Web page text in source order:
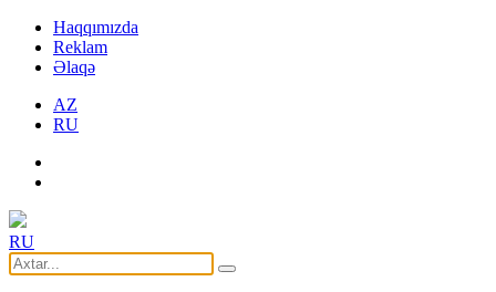
Haqqımızda
Reklam
Əlaqə
AZ
RU
RU